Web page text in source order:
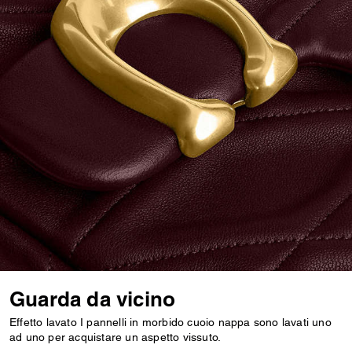
Guarda da vicino
Effetto lavato I pannelli in morbido cuoio nappa sono lavati uno
ad uno per acquistare un aspetto vissuto.